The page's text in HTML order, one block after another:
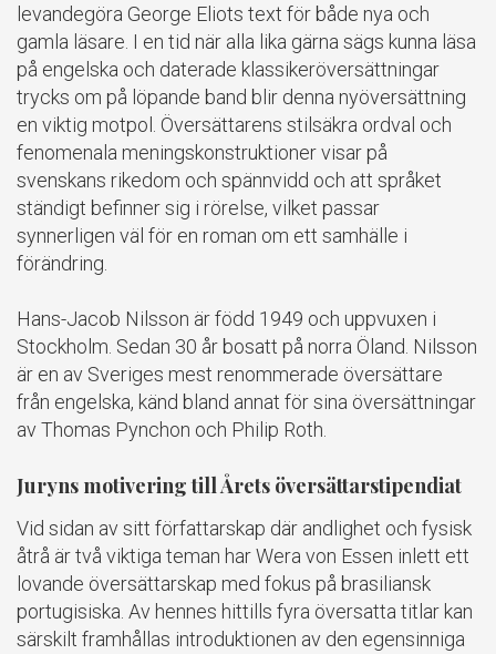
levandegöra George Eliots text för både nya och
gamla läsare. I en tid när alla lika gärna sägs kunna läsa
på engelska och daterade klassikeröversättningar
trycks om på löpande band blir denna nyöversättning
en viktig motpol. Översättarens stilsäkra ordval och
fenomenala meningskonstruktioner visar på
svenskans rikedom och spännvidd och att språket
ständigt befinner sig i rörelse, vilket passar
synnerligen väl för en roman om ett samhälle i
förändring.
Hans-Jacob Nilsson är född 1949 och uppvuxen i
Stockholm. Sedan 30 år bosatt på norra Öland. Nilsson
är en av Sveriges mest renommerade översättare
från engelska, känd bland annat för sina översättningar
av Thomas Pynchon och Philip Roth.
Juryns motivering till Årets översättarstipendiat
Vid sidan av sitt författarskap där andlighet och fysisk
åtrå är två viktiga teman har Wera von Essen inlett ett
lovande översättarskap med fokus på brasiliansk
portugisiska. Av hennes hittills fyra översatta titlar kan
särskilt framhållas introduktionen av den egensinniga